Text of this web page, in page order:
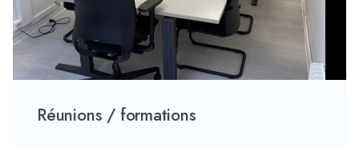
Réunions / formations